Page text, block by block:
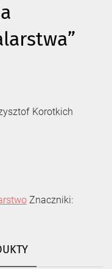
Korotkich
Znaczniki: